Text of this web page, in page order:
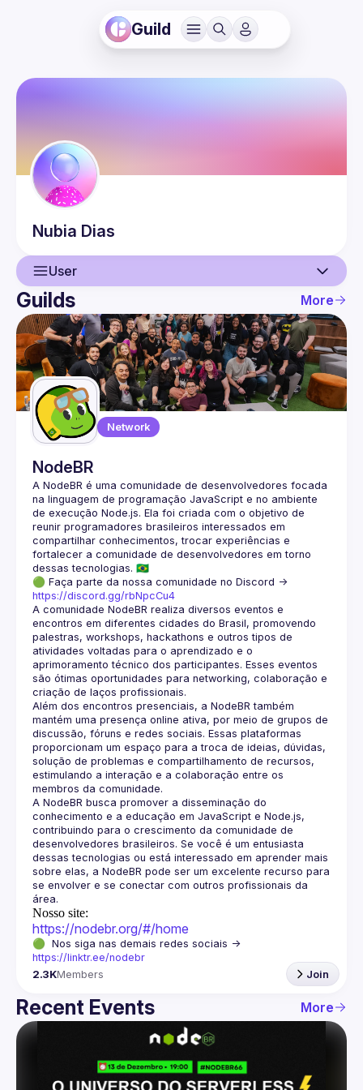
Guild
Nubia Dias
User
User
Events
Guilds
Guilds More
Network
NodeBR
A NodeBR é uma comunidade de desenvolvedores focada
na linguagem de programação JavaScript e no ambiente
de execução Node.js. Ela foi criada com o objetivo de
reunir programadores brasileiros interessados em
compartilhar conhecimentos, trocar experiências e
fortalecer a comunidade de desenvolvedores em torno
🟢 Faça parte da nossa comunidade no Discord ->
https://discord.gg/rbNpcCu4
A comunidade NodeBR realiza diversos eventos e
encontros em diferentes cidades do Brasil, promovendo
palestras, workshops, hackathons e outros tipos de
atividades voltadas para o aprendizado e o
aprimoramento técnico dos participantes. Esses eventos
são ótimas oportunidades para networking, colaboração e
Além dos encontros presenciais, a NodeBR também
mantém uma presença online ativa, por meio de grupos de
discussão, fóruns e redes sociais. Essas plataformas
proporcionam um espaço para a troca de ideias, dúvidas,
solução de problemas e compartilhamento de recursos,
estimulando a interação e a colaboração entre os
A NodeBR busca promover a disseminação do
conhecimento e a educação em JavaScript e Node.js,
contribuindo para o crescimento da comunidade de
desenvolvedores brasileiros. Se você é um entusiasta
dessas tecnologias ou está interessado em aprender mais
sobre elas, a NodeBR pode ser um excelente recurso para
se envolver e se conectar com outros profissionais da
Nosso site:
https://nodebr.org/#/home
https://linktr.ee/nodebr
2.3KMembers Join
Recent Events More